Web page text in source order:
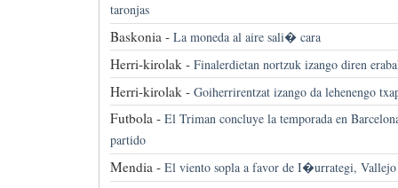
taronjas
Baskonia - La moneda al aire sali� cara
Herri-kirolak - Finalerdietan nortzuk izango diren
Herri-kirolak - Goiherrirentzat izango da lehenengo
Futbola - El Triman concluye la temporada en
partido
Mendia - El viento sopla a favor de I�urrategi, Vallejo